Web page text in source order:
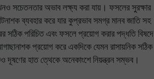
সচেতনতার অভাব লক্ষ্য করা যায়। ফসলের সুরক্ষার
ব্যবহার করে যার কুপ্রভাব সমগ্র মানব জাতি সহ
সঠিক পরিচিত এবং ফসলে প্রয়োগ করার পদ্ধতি বিষদে
প্রয়োগ করে একদিকে যেমন রাসায়নিক সঠিক
দূষণের হাত ত্থেকে অনেকাংশে নিয়ন্ত্রন সম্ভব।